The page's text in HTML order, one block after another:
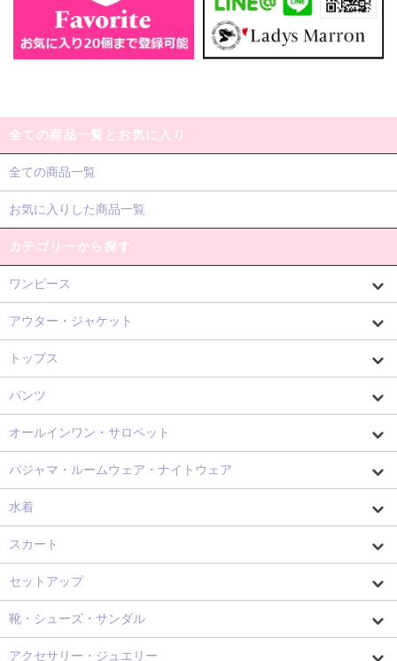
全ての商品一覧とお気に入り
全ての商品一覧
お気に入りした商品一覧
カテゴリーから探す
ワンピース
アウター・ジャケット
トップス
パンツ
オールインワン・サロペット
パジャマ・ルームウェア・ナイトウェア
水着
スカート
セットアップ
靴・シューズ・サンダル
アクセサリー・ジュエリー